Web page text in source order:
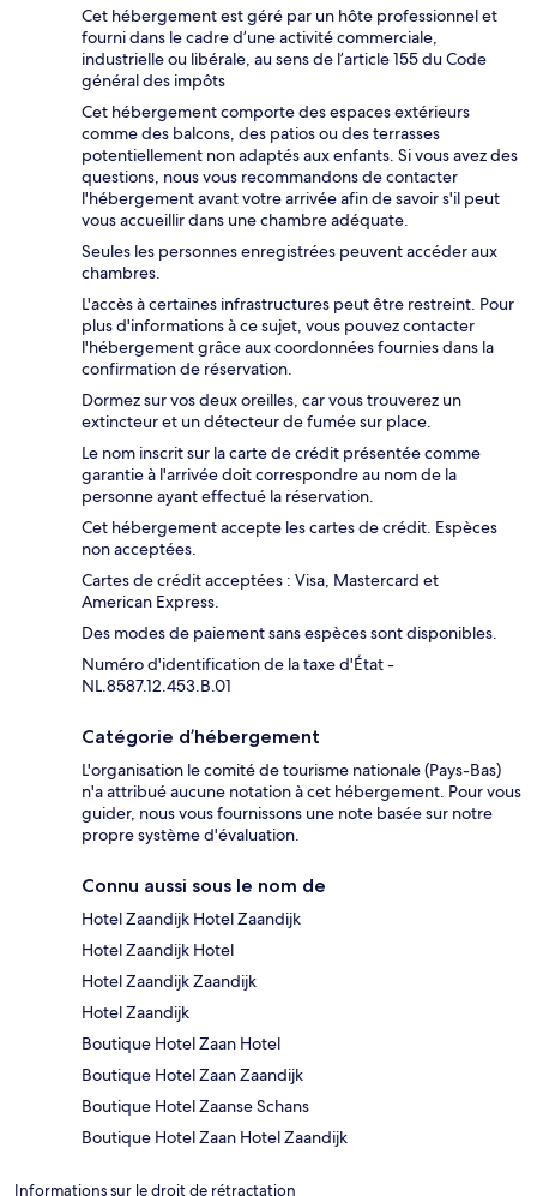
Cet hébergement est géré par un hôte professionnel et
fourni dans le cadre d’une activité commerciale,
industrielle ou libérale, au sens de l’article 155 du Code
général des impôts
Cet hébergement comporte des espaces extérieurs
comme des balcons, des patios ou des terrasses
potentiellement non adaptés aux enfants. Si vous avez des
questions, nous vous recommandons de contacter
l'hébergement avant votre arrivée afin de savoir s'il peut
vous accueillir dans une chambre adéquate.
Seules les personnes enregistrées peuvent accéder aux
chambres.
L'accès à certaines infrastructures peut être restreint. Pour
plus d'informations à ce sujet, vous pouvez contacter
l'hébergement grâce aux coordonnées fournies dans la
confirmation de réservation.
Dormez sur vos deux oreilles, car vous trouverez un
extincteur et un détecteur de fumée sur place.
Le nom inscrit sur la carte de crédit présentée comme
garantie à l'arrivée doit correspondre au nom de la
personne ayant effectué la réservation.
Cet hébergement accepte les cartes de crédit. Espèces
non acceptées.
Cartes de crédit acceptées : Visa, Mastercard et
American Express.
Des modes de paiement sans espèces sont disponibles.
Numéro d'identification de la taxe d'État -
NL.8587.12.453.B.01
Catégorie d’hébergement
L'organisation le comité de tourisme nationale (Pays-Bas)
n'a attribué aucune notation à cet hébergement. Pour vous
guider, nous vous fournissons une note basée sur notre
propre système d'évaluation.
Connu aussi sous le nom de
Hotel Zaandijk Hotel Zaandijk
Hotel Zaandijk Hotel
Hotel Zaandijk Zaandijk
Hotel Zaandijk
Boutique Hotel Zaan Hotel
Boutique Hotel Zaan Zaandijk
Boutique Hotel Zaanse Schans
Boutique Hotel Zaan Hotel Zaandijk
Informations sur le droit de rétractation